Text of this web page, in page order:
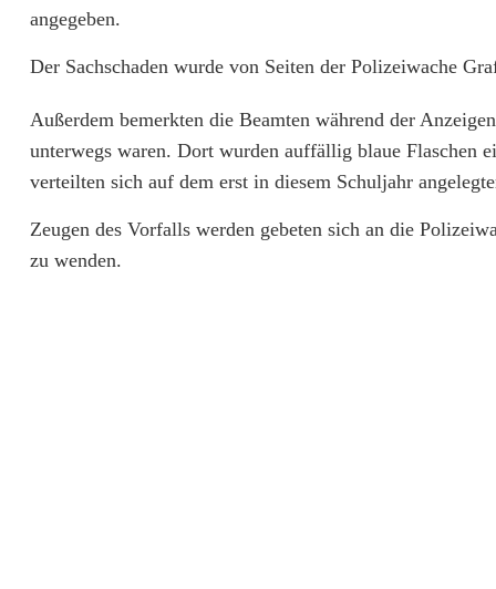
a
l
w
ü
t
e
angegeben.
Der Sachschaden wurde von Seiten der Polizeiwache
Außerdem bemerkten die Beamten während der
unterwegs waren. Dort wurden auffällig blaue Flaschen
verteilten sich auf dem erst in diesem Schuljahr
Zeugen des Vorfalls werden gebeten sich an die
zu wenden.